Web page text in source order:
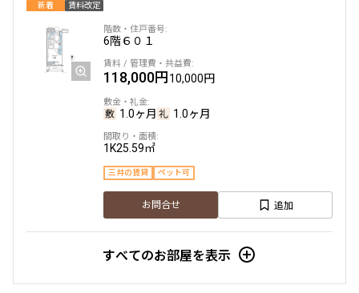
築年数
指定なし
1年以内
3年以内
10年以内
30年以内
1分以内
5分以内
新着 賃料改定
6階６０１
118,000円10,000円
1.0ヶ月 1.0ヶ月
1K25.59㎡
三井の賃貸 ペット可
お問合せ 追加
すべてのお部屋を表示